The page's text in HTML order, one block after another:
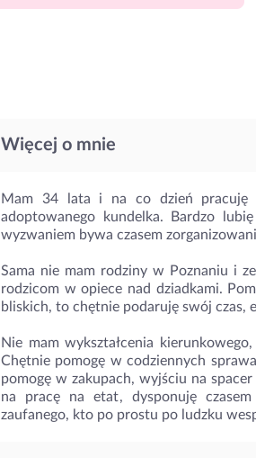
Więcej o mnie
Mam 34 lata i na co dzień pracuję
adoptowanego kundelka. Bardzo
wyzwaniem bywa czasem
Sama nie mam rodziny w Poznaniu i
rodzicom w opiece nad dziadkami.
bliskich, to chętnie podaruję swój czas,
Nie mam wykształcenia
Chętnie pomogę w codziennych
pomogę w zakupach, wyjściu na
na pracę na etat, dysponuję
zaufanego, kto po prostu po ludzku